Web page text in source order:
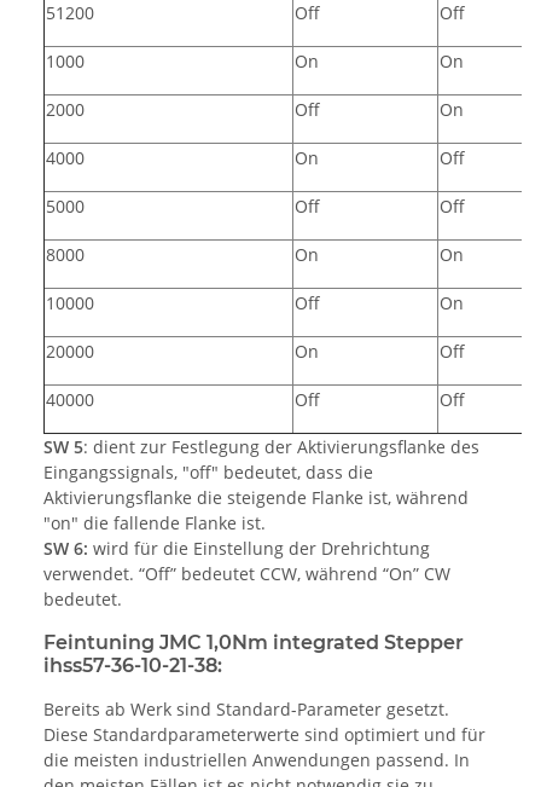
51200 Off Off
1000 On On
2000 Off On
4000 On Off
5000 Off Off
8000 On On
10000 Off On
20000 On Off
40000 Off Off
SW 5: dient zur Festlegung der Aktivierungsflanke des
Eingangssignals, "off" bedeutet, dass die
Aktivierungsflanke die steigende Flanke ist, während
"on" die fallende Flanke ist.
SW 6: wird für die Einstellung der Drehrichtung
verwendet. “Off” bedeutet CCW, während “On” CW
bedeutet.
Feintuning JMC 1,0Nm integrated Stepper
ihss57-36-10-21-38:
Bereits ab Werk sind Standard-Parameter gesetzt.
Diese Standardparameterwerte sind optimiert und für
die meisten industriellen Anwendungen passend. In